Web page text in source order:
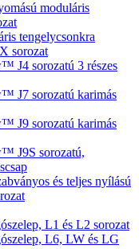
moduláris
tengelycsonkra
sorozat
J4 sorozatú 3 részes
J7 sorozatú karimás
J9 sorozatú karimás
J9S sorozatú,
és teljes nyílású
L1 és L2 sorozat
L6, LW és LG